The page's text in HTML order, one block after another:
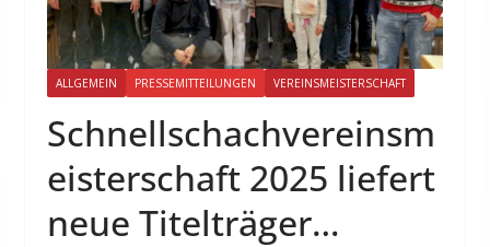
ALLGEMEIN PRESSEMITTEILUNGEN VEREINSMEISTERSCHAFT
Schnellschachvereinsm
eisterschaft 2025 liefert
neue Titelträger…